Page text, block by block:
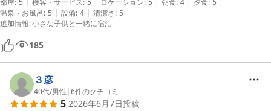
部屋: 5 接客・サービス: 5 ロケーション: 5 朝食: 4 夕食: 5
温泉・お風呂: 5 | 設備: 4 | 清潔さ: 5
追加情報:小さな子供と一緒に宿泊
185
３彦
40代/男性 |6件のクチコミ
5 2026年6月7日投稿